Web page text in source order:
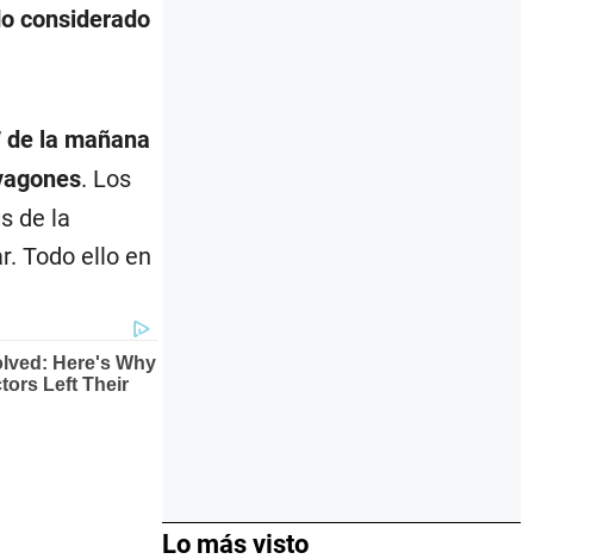
considerado
la mañana
. Los
de la
Todo ello en
Lo más visto